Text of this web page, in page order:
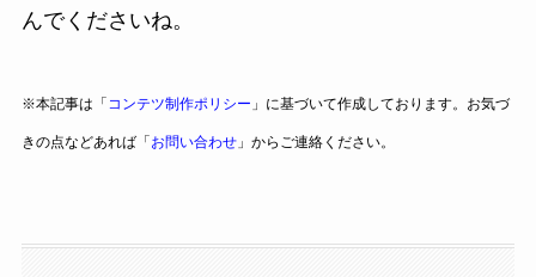
んでくださいね。
※本記事は「 コンテツ制作ポリシー 」に基づいて作成しております。お気づ
きの点などあれば「お問い合わせ」からご連絡ください。